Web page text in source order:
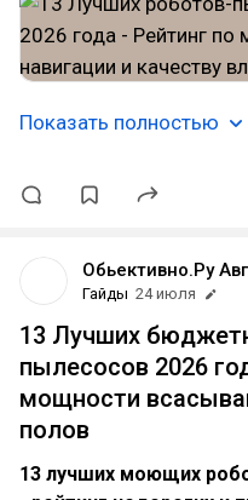
Показать полностью
Обьективно.Ру
Гайды 24 июля
13 Лучших
пылесосов 2026
мощности
полов
13 лучших моющих